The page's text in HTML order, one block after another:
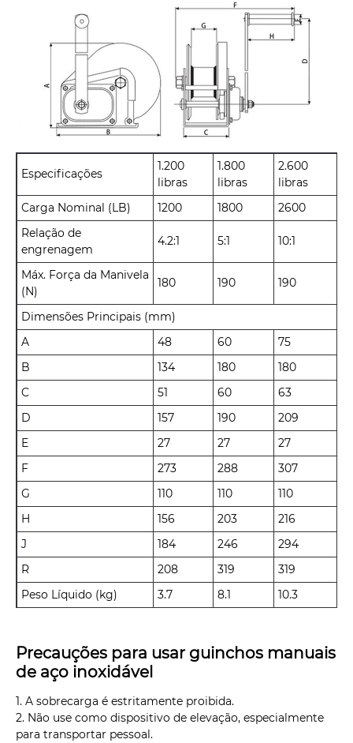
Especificações
1.200
libras
1.800
libras
2.600
libras
Carga Nominal (LB)
1200 1800
2600
Relação de
engrenagem
4.2:1 5:1 10:1
Máx. Força da Manivela
(N)
180 190 190
Dimensões Principais (mm)
A
48 60
75
B
134 180
180
C
51 60
63
D
157 190
209
E
27 27
27
F
273 288
307
G
110 110
110
H
156 203
216
J
184 246
294
R
208 319
319
Peso Líquido (kg)
3.7 8.1 10.3
Precauções para usar guinchos manuais
de aço inoxidável
1. A sobrecarga é estritamente proibida.
2. Não use como dispositivo de elevação, especialmente
para transportar pessoal.